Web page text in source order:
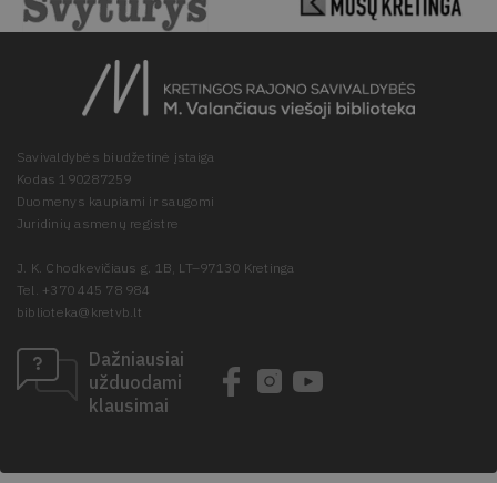
Savivaldybės biudžetinė įstaiga
Kodas 190287259
Duomenys kaupiami ir saugomi
Juridinių asmenų registre
J. K. Chodkevičiaus g. 1B, LT–97130 Kretinga
Tel. +370 445 78 984
biblioteka@kretvb.lt
Dažniausiai
užduodami
klausimai